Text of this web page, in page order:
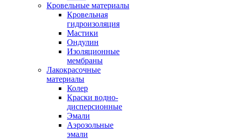
Кровельные материалы
Кровельная
гидроизоляция
Мастики
Ондулин
Изоляционные
мембраны
Лакокрасочные
материалы
Колер
Краски водно-
дисперсионные
Эмали
Аэрозольные
эмали